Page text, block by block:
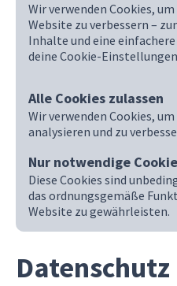
Wir verwenden Cookies,
Website zu verbessern –
Inhalte und eine
deine Cookie-
Alle Cookies zulassen
Wir verwenden Cookies,
analysieren und zu
Nur notwendige
Diese Cookies sind
das ordnungsgemäße
Website zu gewährleisten.
Datenschutz